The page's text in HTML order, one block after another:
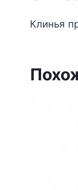
Клинья